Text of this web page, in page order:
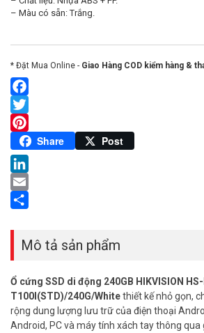
– Màu có sẵn: Trắng.
* Đặt Mua Online - Giao Hàng COD kiểm hàng &
Facebook
Twitter
Pinterest
Share Post
LinkedIn
Email
Mô tả sản phẩm
Ổ cứng SSD di động 240GB HIKVISION
T100I(STD)/240G/Whitethiết kế nhỏ gọn,
rộng dung lượng lưu trữ của điện thoại
Android, PC và máy tính xách tay thông qua